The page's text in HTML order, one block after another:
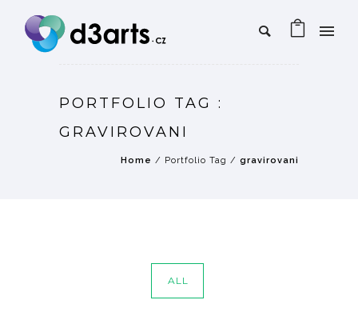
PORTFOLIO TAG :
GRAVIROVANI
Home / Portfolio Tag / gravirovani
ALL